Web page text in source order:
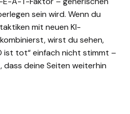
sein wird. Wenn du
mit neuen KI-
wirst du sehen,
ist tot“ einfach nicht stimmt –
deine Seiten weiterhin